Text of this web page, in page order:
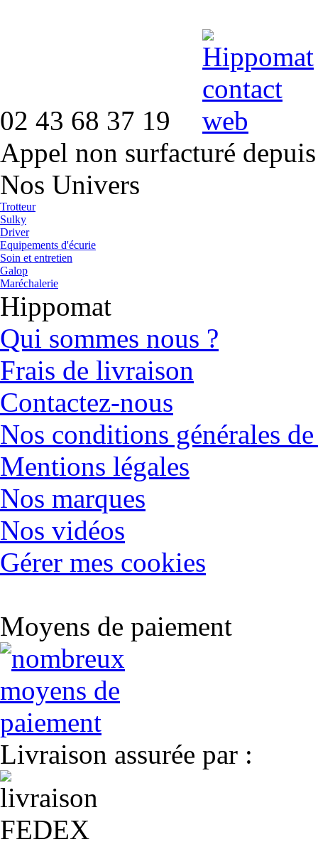
02 43 68 37 19
Appel non surfacturé
Nos Univers
Trotteur
Sulky
Driver
Equipements d'écurie
Soin et entretien
Galop
Maréchalerie
Hippomat
Qui sommes nous ?
Frais de livraison
Contactez-nous
Nos conditions générales
Mentions légales
Nos marques
Nos vidéos
Gérer mes cookies
Moyens de paiement
Livraison assurée par :